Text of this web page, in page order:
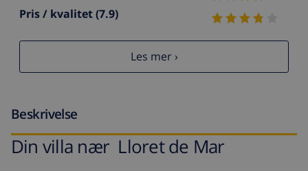
Pris / kvalitet(7.9)
Les mer ›
Beskrivelse
Din villa nær Lloret de Mar